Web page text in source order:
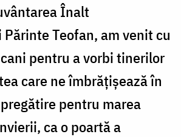
Înalt
Teofan, am venit cu
pentru a vorbi tinerilor
care ne îmbrăţişează în
pentru marea
ca o poartă a